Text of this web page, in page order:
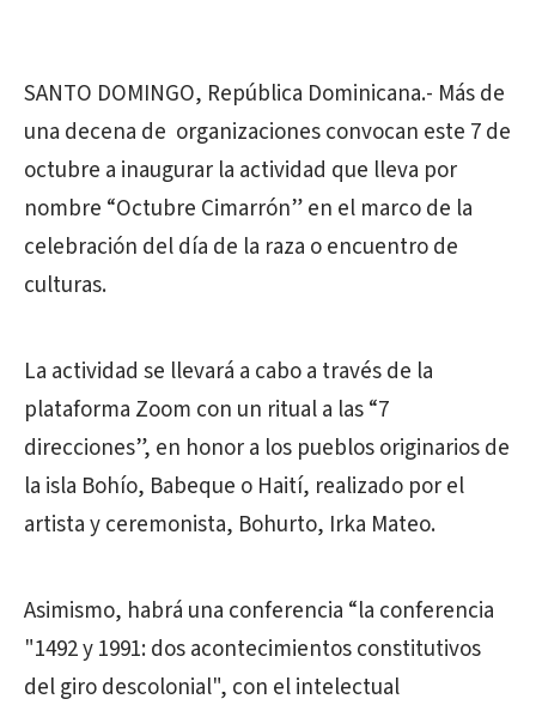
SANTO DOMINGO, República Dominicana.- Más de
una decena de organizaciones convocan este 7 de
octubre a inaugurar la actividad que lleva por
nombre “Octubre Cimarrón” en el marco de la
celebración del día de la raza o encuentro de
culturas.
La actividad se llevará a cabo a través de la
plataforma Zoom con un ritual a las “7
direcciones”, en honor a los pueblos originarios de
la isla Bohío, Babeque o Haití, realizado por el
artista y ceremonista, Bohurto, Irka Mateo.
Asimismo, habrá una conferencia “la conferencia
"1492 y 1991: dos acontecimientos constitutivos
del giro descolonial", con el intelectual